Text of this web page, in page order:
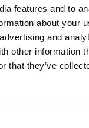
features and to
about your
and
other information
that they’ve
aan
Toevoegen aan